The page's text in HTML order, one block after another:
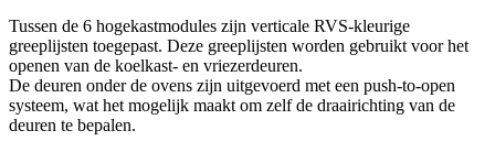
Tussen de 6 hogekastmodules zijn verticale RVS-kleurige
greeplijsten toegepast. Deze greeplijsten worden gebruikt voor het
openen van de koelkast- en vriezerdeuren.
De deuren onder de ovens zijn uitgevoerd met een push-to-open
systeem, wat het mogelijk maakt om zelf de draairichting van de
deuren te bepalen.